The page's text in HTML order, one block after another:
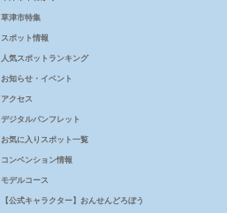
草津市特集
スポット情報
人気スポットランキング
お知らせ・イベント
アクセス
デジタルパンフレット
お気に入りスポット一覧
コンベンション情報
モデルコース
【公式キャラクター】おんせんどろぼう